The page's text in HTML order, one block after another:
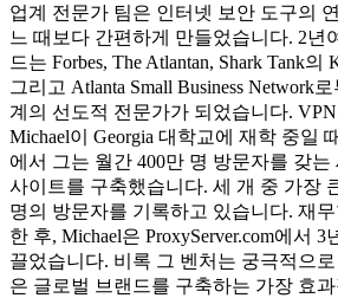
업계 전문가 팀은 인터넷 보안 도구의
느 때보다 간편하게 만들었습니다. 2년
드는 Forbes, The Atlantan, Shark Tank의
그리고 Atlanta Small Business Network
계의 선도적 전문가가 되었습니다.
Michael이 Georgia 대학교에 재학 중일
에서 그는 월간 400만 명 방문자를 갖는
사이트를 구축했습니다. 세 개 중 가장
명의 방문자를 기록하고 있습니다. 재
한 후, Michael은 ProxyServer.com에서 3
끌었습니다. 비록 그 벤처는 궁극적으
은 글로벌 브랜드를 구축하는 가장 효